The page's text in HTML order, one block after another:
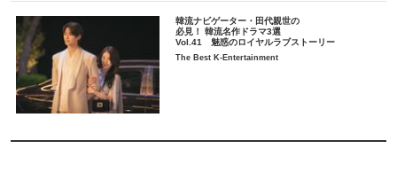
韓流ナビゲーター・田代親世の
必見！ 韓流名作ドラマ3選
Vol.41 魅惑のロイヤルラブストーリー
The Best K-Entertainment